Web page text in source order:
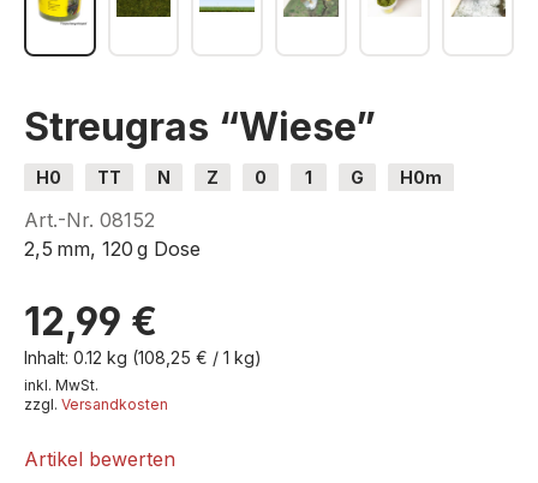
Streugras “Wiese”
H0 TT N Z 0 1 G
H0m
H0e
Art.-Nr. 08152
2,5 mm, 120 g Dose
12,99 €
Inhalt: 0.12 kg (108,25 € / 1 kg)
inkl. MwSt.
zzgl. Versandkosten
Artikel bewerten